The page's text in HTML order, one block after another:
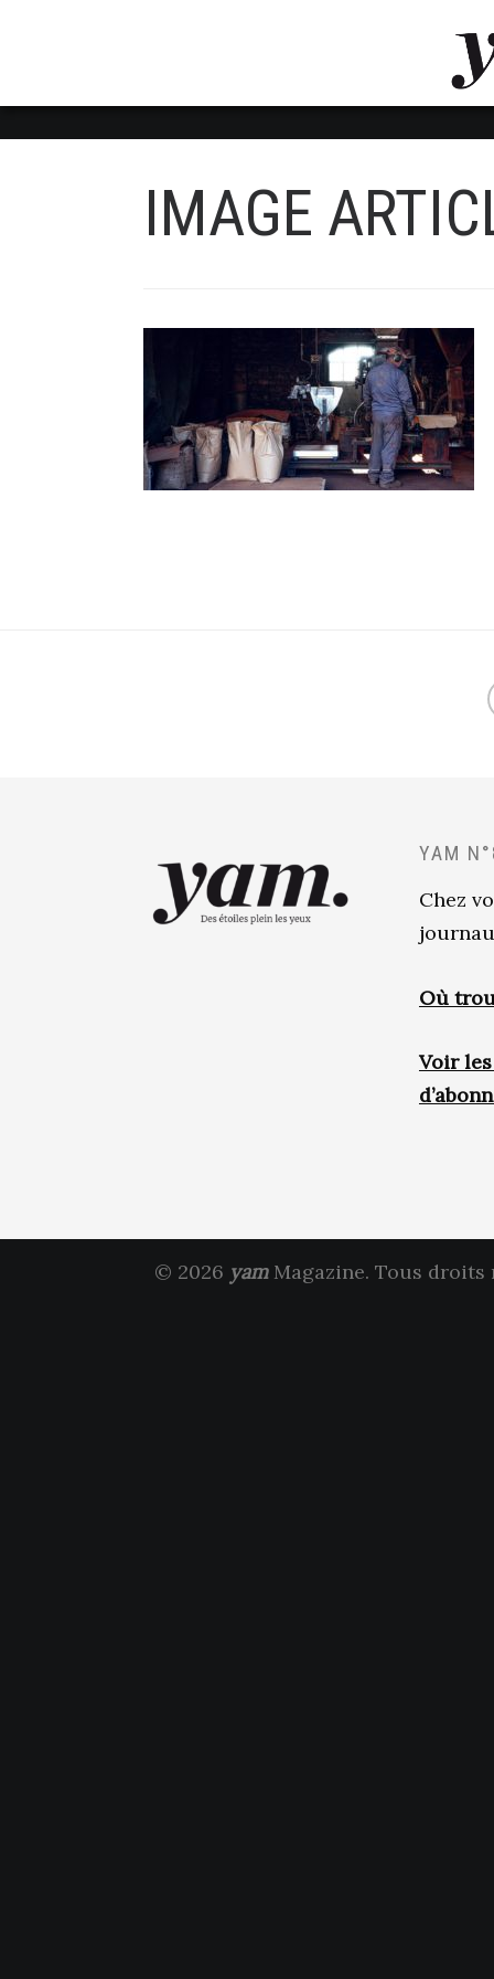
IMAGE
YAM
Chez
Où
Voir
© 2026 yamMagazine. Tous droits